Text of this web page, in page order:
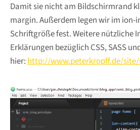
Damit sie nicht am Bildschirmrand
margin. Außerdem legen wir im ion-
Schriftgröße fest. Weitere nützliche
Erklärungen bezüglich CSS, SASS
hier:http://www.peterkropff.de/site/